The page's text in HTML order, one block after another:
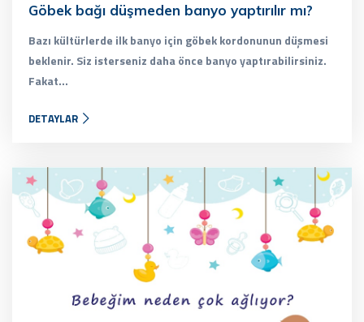
Göbek bağı düşmeden banyo yaptırılır mı?
Bazı kültürlerde ilk banyo için göbek kordonunun düşmesi
beklenir. Siz isterseniz daha önce banyo yaptırabilirsiniz.
Fakat...
DETAYLAR